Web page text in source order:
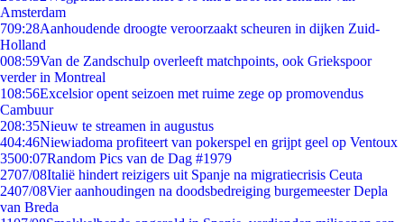
Amsterdam
709:28Aanhoudende droogte veroorzaakt scheuren in dijken Zuid-
Holland
008:59Van de Zandschulp overleeft matchpoints, ook Griekspoor
verder in Montreal
108:56Excelsior opent seizoen met ruime zege op promovendus
Cambuur
208:35Nieuw te streamen in augustus
404:46Niewiadoma profiteert van pokerspel en grijpt geel op Ventoux
3500:07Random Pics van de Dag #1979
2707/08Italië hindert reizigers uit Spanje na migratiecrisis Ceuta
2407/08Vier aanhoudingen na doodsbedreiging burgemeester Depla
van Breda